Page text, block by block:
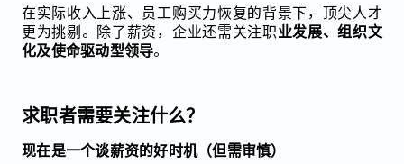
在实际收入上涨、员工购买力恢复的背景下，顶尖人才
更为挑剔。除了薪资，企业还需关注职业发展、组织文
化及使命驱动型领导。
求职者需要关注什么？
现在是一个谈薪资的好时机（但需审慎）